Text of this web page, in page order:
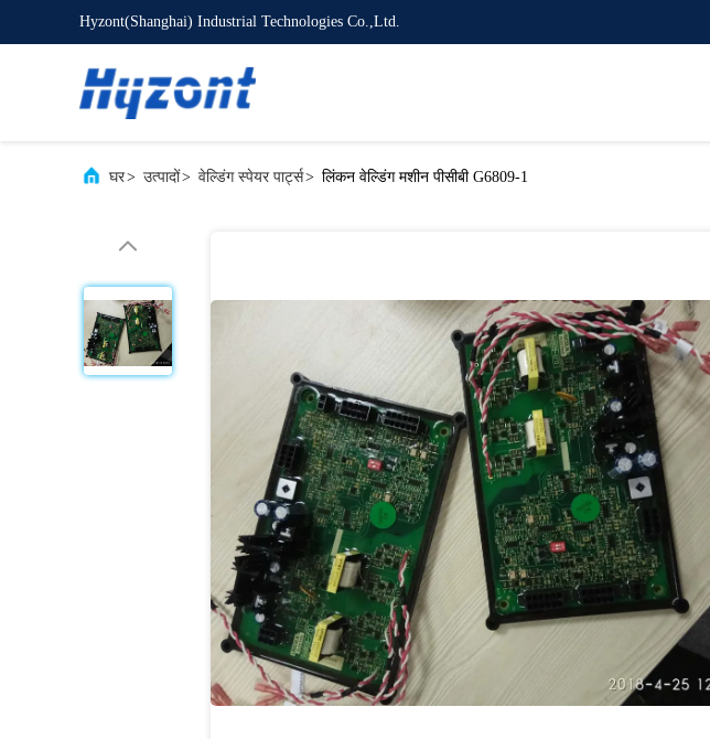
Hyzont(Shanghai) Industrial Technologies Co.,Ltd.
घर> उत्पादों> वेल्डिंग स्पेयर पार्ट्स> लिंकन वेल्डिंग मशीन पीसीबी G6809-1